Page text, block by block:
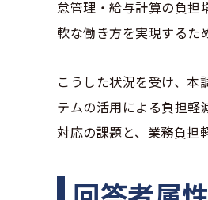
怠管理・給与計算の負担
軟な働き方を実現するた
こうした状況を受け、本
テムの活用による負担軽
対応の課題と、業務負担